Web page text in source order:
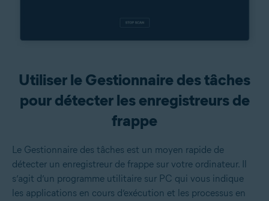
Utiliser le Gestionnaire des tâches
pour détecter les enregistreurs de
frappe
Le Gestionnaire des tâches est un moyen rapide de
détecter un enregistreur de frappe sur votre ordinateur. Il
s’agit d’un programme utilitaire sur PC qui vous indique
les applications en cours d’exécution et les processus en